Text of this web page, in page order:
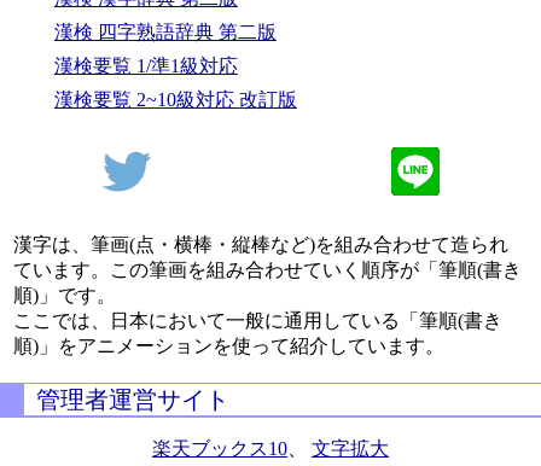
漢検 四字熟語辞典 第二版
漢検要覧 1/準1級対応
漢検要覧 2~10級対応 改訂版
漢字は、筆画(点・横棒・縦棒など)を組み合わせて造られ
ています。この筆画を組み合わせていく順序が「筆順(書き
順)」です。
ここでは、日本において一般に通用している「筆順(書き
順)」をアニメーションを使って紹介しています。
管理者運営サイト
楽天ブックス10 文字拡大